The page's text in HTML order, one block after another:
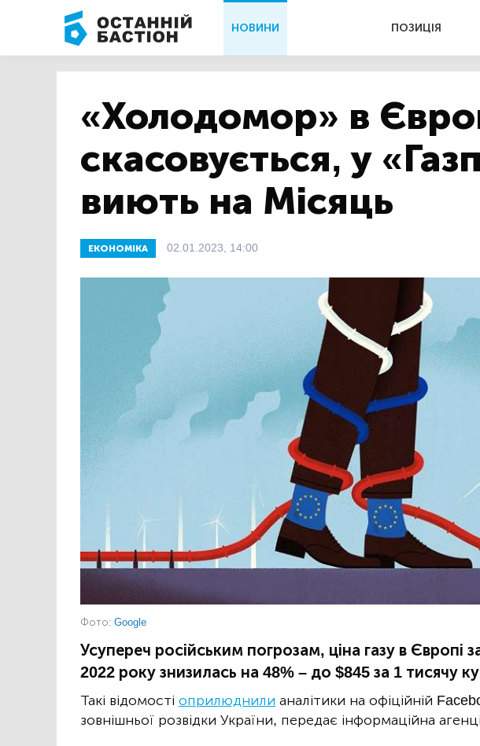
НОВИНИ ПОЗИЦІЯ
«Холодомор» в
скасовується, у
виють на Місяць
ЕКОНОМІКА 02.01.2023, 14:00
Фото: Google
Усупереч російським погрозам, ціна газу в Європі
2022 року знизилась на 48% – до $845 за 1 тисячу
Такі відомості оприлюднили аналітики на офіційній
зовнішньої розвідки України, передає інформаційна